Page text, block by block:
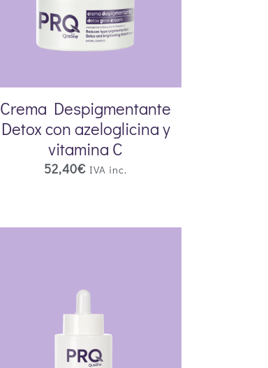
Crema Despigmentante
Detox con azeloglicina y
vitamina C
52,40€ IVA inc.